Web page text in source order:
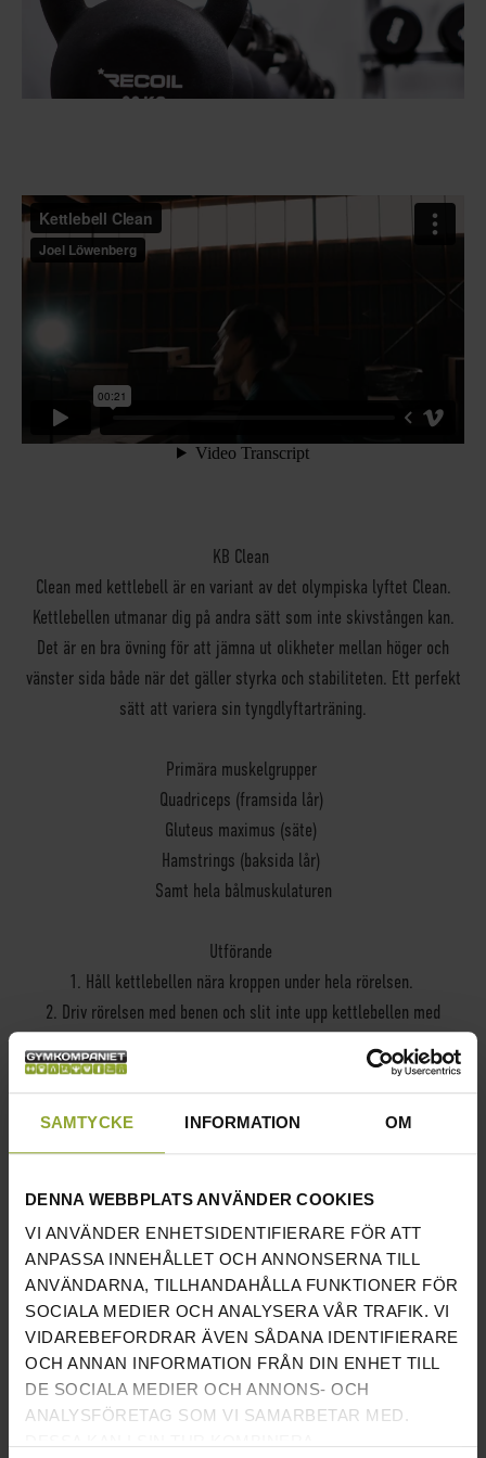
SAMTYCKE INFORMATION OM
DENNA WEBBPLATS ANVÄNDER COOKIES
VI ANVÄNDER ENHETSIDENTIFIERARE FÖR ATT
ANPASSA INNEHÅLLET OCH ANNONSERNA TILL
ANVÄNDARNA, TILLHANDAHÅLLA FUNKTIONER FÖR
SOCIALA MEDIER OCH ANALYSERA VÅR TRAFIK. VI
VIDAREBEFORDRAR ÄVEN SÅDANA IDENTIFIERARE
OCH ANNAN INFORMATION FRÅN DIN ENHET TILL
DE SOCIALA MEDIER OCH ANNONS- OCH
ANALYSFÖRETAG SOM VI SAMARBETAR MED.
KB Clean
Clean med kettlebell är en variant av det olympiska lyftet Clean.
Kettlebellen utmanar dig på andra sätt som inte skivstången kan.
Det är en bra övning för att jämna ut olikheter mellan höger och
vänster sida både när det gäller styrka och stabiliteten. Ett perfekt
sätt att variera sin tyngdlyftarträning.
Primära muskelgrupper
Quadriceps (framsida lår)
Gluteus maximus (säte)
Hamstrings (baksida lår)
Samt hela bålmuskulaturen
Utförande
1. Håll kettlebellen nära kroppen under hela rörelsen.
2. Driv rörelsen med benen och slit inte upp kettlebellen med
Kettlebells kommer från Ryssland och fanns ursprungligen bara i tre
Alla de andra vikterna är Västerländska påhitt.
Du hittar alla våraKettlebells här!